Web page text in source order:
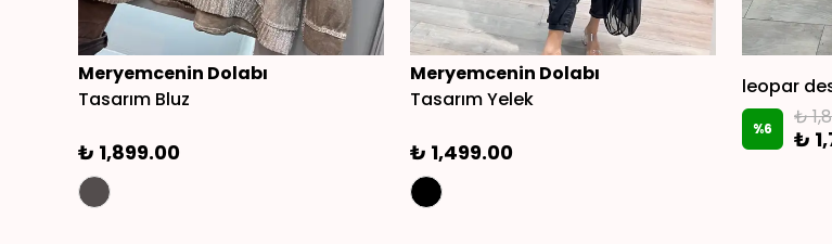
Meryemcenin Dolabı
Tasarım Bluz
₺ 1,899.00
Meryemcenin Dolabı
Tasarım Yelek
₺ 1,499.00
leopar
%6 ₺
₺